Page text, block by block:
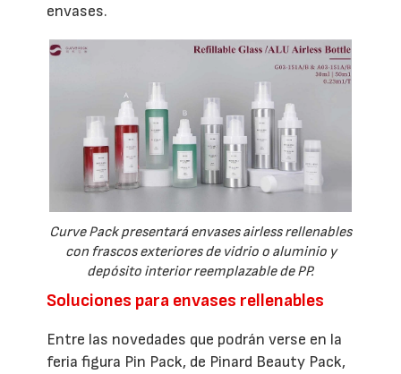
envases.
Curve Pack presentará envases airless rellenables
con frascos exteriores de vidrio o aluminio y
depósito interior reemplazable de PP.
Soluciones para envases rellenables
Entre las novedades que podrán verse en la
feria figura Pin Pack, de Pinard Beauty Pack,